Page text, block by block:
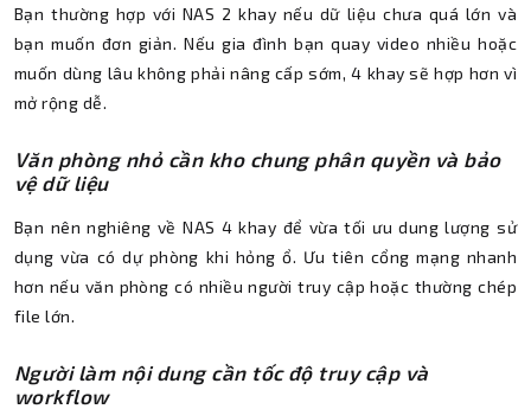
Bạn thường hợp với NAS 2 khay nếu dữ liệu chưa quá lớn và
bạn muốn đơn giản. Nếu gia đình bạn quay video nhiều hoặc
muốn dùng lâu không phải nâng cấp sớm, 4 khay sẽ hợp hơn vì
mở rộng dễ.
Văn phòng nhỏ cần kho chung phân quyền và bảo
vệ dữ liệu
Bạn nên nghiêng về NAS 4 khay để vừa tối ưu dung lượng sử
dụng vừa có dự phòng khi hỏng ổ. Ưu tiên cổng mạng nhanh
hơn nếu văn phòng có nhiều người truy cập hoặc thường chép
file lớn.
Người làm nội dung cần tốc độ truy cập và
workflow